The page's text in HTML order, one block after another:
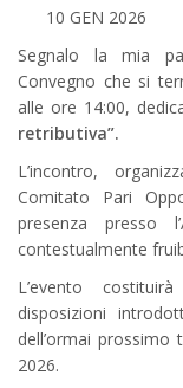
10 GEN 2026
Segnalo la mia
Convegno che si
alle ore 14:00,
retributiva”.
L’incontro,
Comitato Pari
presenza presso
contestualmente
L’evento
disposizioni
dell’ormai
2026.